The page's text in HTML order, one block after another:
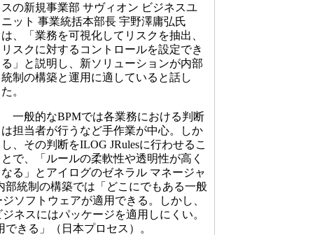
スの新規事業部 サヴィオン ビジネスユ
ニット 事業統括本部長 宇野澤庸弘氏
は、「業務を可視化してリスクを抽出、
リスクに対するコントロールを設定でき
る」と説明し、新ソリューションが内部
統制の構築と運用に適していると話し
た。
一般的なBPMでは各業務における判断
は担当者が行うなど手作業が中心。しか
し、その判断をILOG JRulesに行わせるこ
とで、「ルールの柔軟性や透明性が高く
なる」とアイログのゼネラル マネージャ
部統制の構築では「どこにでもある一般
ソフトウェアが適用できる。しかし、
ネスにはパッケージを適用しにくい。
きる」（日本プロセス）。